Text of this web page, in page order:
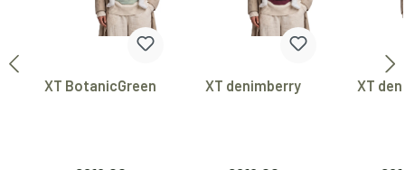
XT BotanicGreen XT denimberry XT